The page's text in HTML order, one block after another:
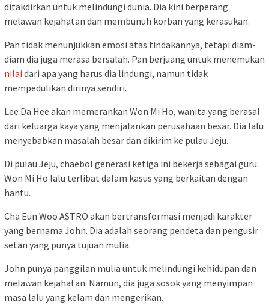
ditakdirkan untuk melindungi dunia. Dia kini berperang
melawan kejahatan dan membunuh korban yang kerasukan.
Pan tidak menunjukkan emosi atas tindakannya, tetapi diam-
diam dia juga merasa bersalah. Pan berjuang untuk menemukan
nilai dari apa yang harus dia lindungi, namun tidak
mempedulikan dirinya sendiri.
Lee Da Hee akan memerankan Won Mi Ho, wanita yang berasal
dari keluarga kaya yang menjalankan perusahaan besar. Dia lalu
menyebabkan masalah besar dan dikirim ke pulau Jeju.
Di pulau Jeju, chaebol generasi ketiga ini bekerja sebagai guru.
Won Mi Ho lalu terlibat dalam kasus yang berkaitan dengan
hantu.
Cha Eun Woo ASTRO akan bertransformasi menjadi karakter
yang bernama John. Dia adalah seorang pendeta dan pengusir
setan yang punya tujuan mulia.
John punya panggilan mulia untuk melindungi kehidupan dan
melawan kejahatan. Namun, dia juga sosok yang menyimpan
masa lalu yang kelam dan mengerikan.